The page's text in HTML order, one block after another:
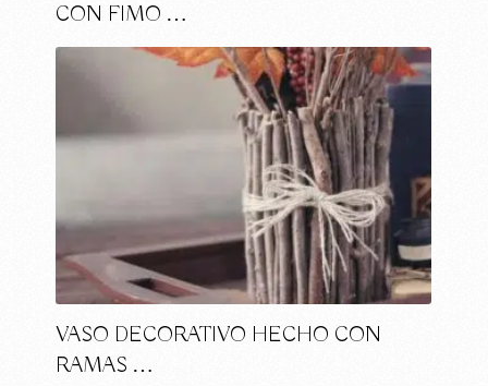
CON FIMO …
VASO DECORATIVO HECHO CON
RAMAS …